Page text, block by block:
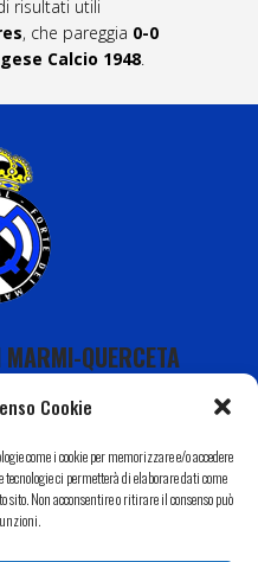
Cookie
come i cookie per memorizzare e/o accedere
ci permetterà di elaborare dati come
Non acconsentire o ritirare il consenso può
risultati utili
, che pareggia 0-0
Calcio 1948.
QUERCETA